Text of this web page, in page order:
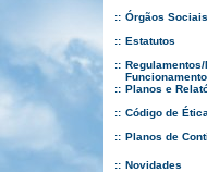
:: Órgãos Sociais
:: Estatutos
::
Funcionamento
:: Planos e
:: Código de
:: Planos de
:: Novidades